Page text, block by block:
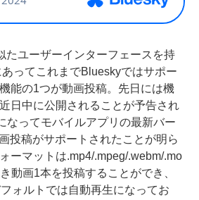
ユーザーインターフェースを持
ってこれまでBlueskyではサポー
能の1つが動画投稿。先日には機
日中に公開されることが予告され
なってモバイルアプリの最新バー
投稿がサポートされたことが明ら
ーマットは.mp4/.mpeg/.webm/.mo
動画1本を投稿することができ、
ォルトでは自動再生になってお